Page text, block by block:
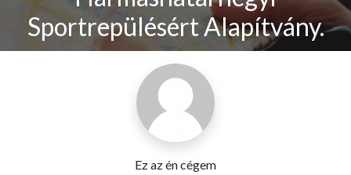
Sportrepülésért Alapítvány.
Ez az én cégem